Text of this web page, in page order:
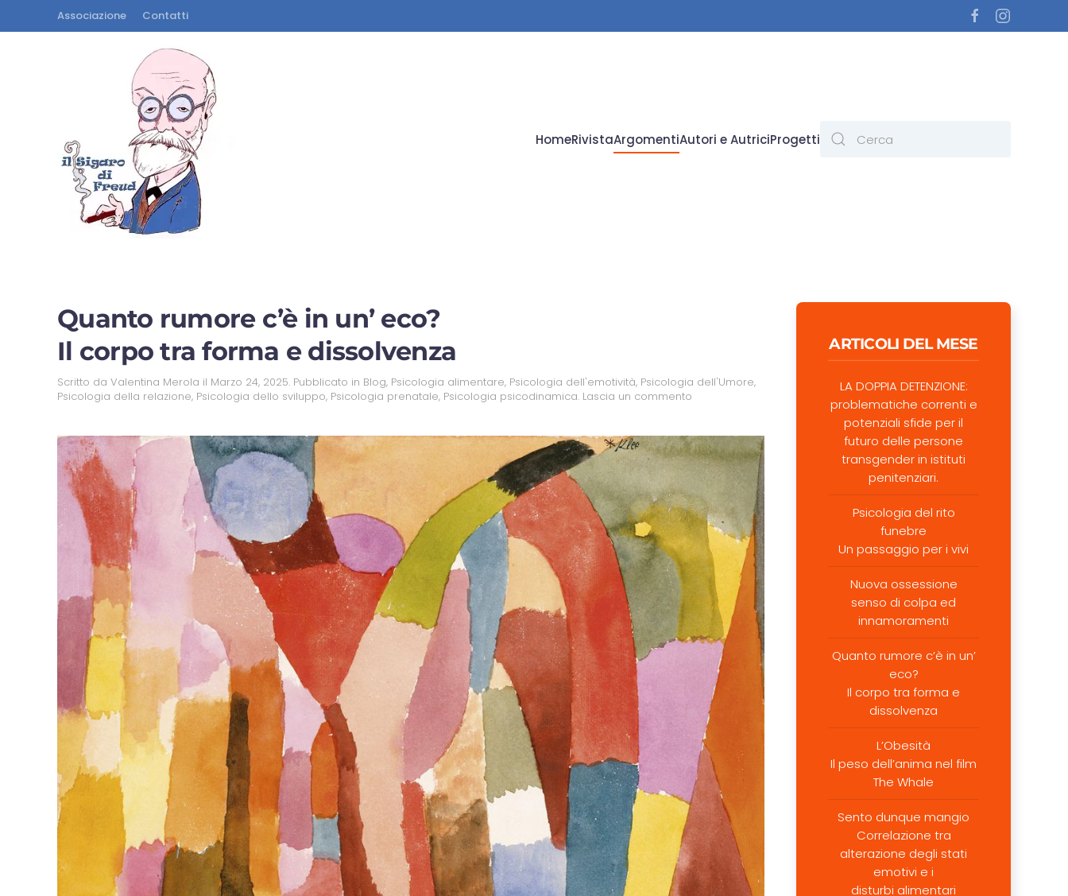
Associazione Contatti
HomeRivistaArgomentiAutori e AutriciProgetti
Quanto rumore c’è in un’ eco?
Il corpo tra forma e dissolvenza
Scritto da Valentina Merola il Marzo 24, 2025. Pubblicato in Blog, Psicologia alimentare, Psicologia dell'emotività, Psicologia dell'Umore,
Psicologia della relazione, Psicologia dello sviluppo, Psicologia prenatale, Psicologia psicodinamica. Lascia un commento
ARTICOLI DEL MESE
LA DOPPIA DETENZIONE:
problematiche correnti e
potenziali sfide per il
futuro delle persone
transgender in istituti
penitenziari.
Psicologia del rito
funebre
Un passaggio per i vivi
Nuova ossessione
senso di colpa ed
innamoramenti
Quanto rumore c’è in un’
eco?
Il corpo tra forma e
dissolvenza
L’Obesità
Il peso dell’anima nel film
The Whale
Sento dunque mangio
Correlazione tra
alterazione degli stati
emotivi e i
disturbi alimentari